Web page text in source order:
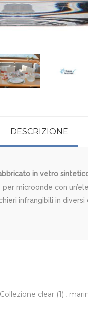
DESCRIZIONE
in vetro
microonde con
infrangibili in diversi
Collezione clear (1) ,